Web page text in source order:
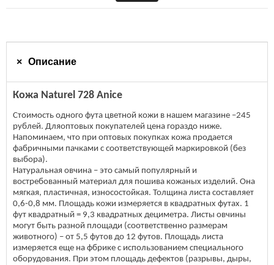
Описание
Кожа Naturel 728 Anice
Стоимость одного фута цветной кожи в нашем магазине –245
рублей. Дляоптовых покупателей цена гораздо ниже.
Напоминаем, что при оптовых покупках кожа продается
фабричными пачками с соответствующей маркировкой (без
выбора).
Натуральная овчина – это самый популярный и
востребованный материал для пошива кожаных изделий. Она
мягкая, пластичная, износостойкая. Толщина листа составляет
0,6-0,8 мм. Площадь кожи измеряется в квадратных футах. 1
фут квадратный = 9,3 квадратных дециметра. Листы овчины
могут быть разной площади (соответственно размерам
животного) – от 5,5 футов до 12 футов. Площадь листа
измеряется еще на фбрике с использованием специального
оборудования. При этом площадь дефектов (разрывы, дыры,